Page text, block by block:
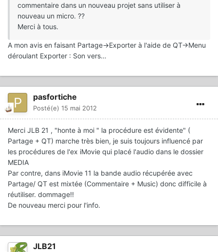
commentaire dans un nouveau projet sans utiliser à
nouveau un micro. ??
Merci à tous.
A mon avis en faisant Partage->Exporter à l'aide de QT->Menu
déroulant Exporter : Son vers…
pasfortiche
Posté(e) 15 mai 2012
Merci JLB 21 , "honte à moi " la procédure est évidente" (
Partage + QT) marche très bien, je suis toujours influencé par
les procédures de l'ex iMovie qui placé l'audio dans le dossier
MEDIA
Par contre, dans iMovie 11 la bande audio récupérée avec
Partage/ QT est mixtée (Commentaire + Music) donc difficile à
réutiliser. dommage!!
De nouveau merci pour l'info.
JLB21